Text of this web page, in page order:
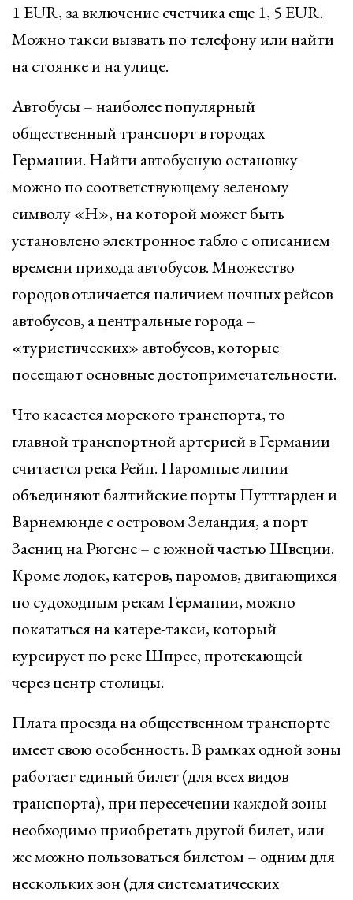
1 EUR, за включение счетчика еще 1, 5 EUR.
Можно такси вызвать по телефону или найти
на стоянке и на улице.
Автобусы – наиболее популярный
общественный транспорт в городах
Германии. Найти автобусную остановку
можно по соответствующему зеленому
символу «H», на которой может быть
установлено электронное табло с описанием
времени прихода автобусов. Множество
городов отличается наличием ночных рейсов
автобусов, а центральные города –
«туристических» автобусов, которые
посещают основные достопримечательности.
Что касается морского транспорта, то
главной транспортной артерией в Германии
считается река Рейн. Паромные линии
объединяют балтийские порты Путтгарден и
Варнемюнде с островом Зеландия, а порт
Засниц на Рюгене – с южной частью Швеции.
Кроме лодок, катеров, паромов, двигающихся
по судоходным рекам Германии, можно
покататься на катере-такси, который
курсирует по реке Шпрее, протекающей
через центр столицы.
Плата проезда на общественном транспорте
имеет свою особенность. В рамках одной зоны
работает единый билет (для всех видов
транспорта), при пересечении каждой зоны
необходимо приобретать другой билет, или
же можно пользоваться билетом – одним для
нескольких зон (для систематических